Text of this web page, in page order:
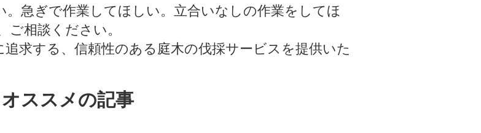
急ぎで作業してほしい。立合いなしの作業をしてほ
相談ください。
求する、信頼性のある庭木の伐採サービスを提供いた
オススメの記事